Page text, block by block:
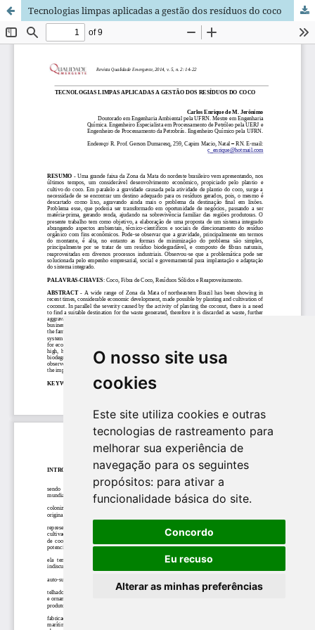
O nosso site usa
cookies
Este site utiliza cookies e outras
tecnologias de rastreamento para
melhorar sua experiência de
navegação para os seguintes
propósitos: para ativar a
funcionalidade básica do site.
Concordo
Eu recuso
Alterar as minhas preferências
Tecnologias limpas aplicadas a gestão dos resíduos do coco